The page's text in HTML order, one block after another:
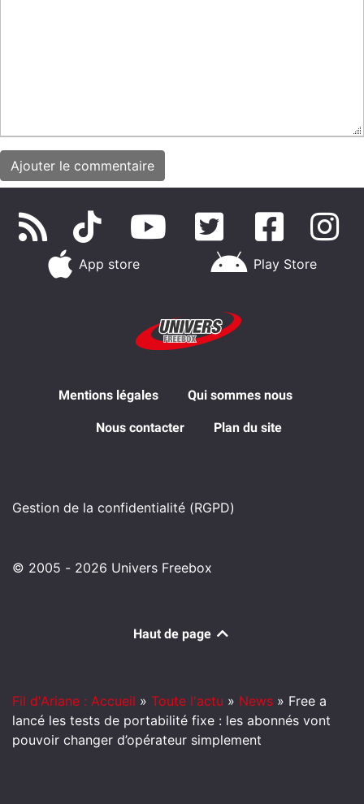
App store Play Store
Mentions légales Qui sommes nous
Nous contacter Plan du site
Gestion de la confidentialité (RGPD)
© 2005 - 2026 Univers Freebox
Haut de page
Fil d'Ariane : Accueil » Toute l'actu » News » Free a
lancé les tests de portabilité fixe : les abonnés vont
pouvoir changer d’opérateur simplement